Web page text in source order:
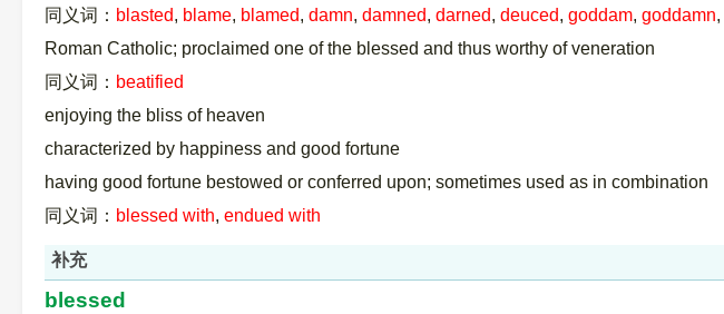
同义词： blasted, blame, blamed, damn, damned, darned, deuced, goddam, goddamn,
Roman Catholic; proclaimed one of the blessed and thus worthy of veneration
同义词： beatified
enjoying the bliss of heaven
characterized by happiness and good fortune
having good fortune bestowed or conferred upon; sometimes used as in combination
同义词： blessed with, endued with
补充
blessed